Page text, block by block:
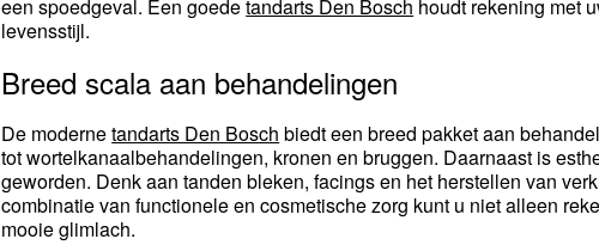
een spoedgeval. Een goedetandarts Den Bosch houdt rekening met
levensstijl.
Breed scala aan behandelingen
De modernetandarts Den Bosch biedt een breed pakket aan
tot wortelkanaalbehandelingen, kronen en bruggen. Daarnaast is
geworden. Denk aan tanden bleken, facings en het herstellen van
combinatie van functionele en cosmetische zorg kunt u niet alleen
mooie glimlach.